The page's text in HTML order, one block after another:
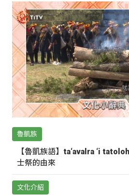
魯凱族
【魯凱族語】ta‘avalra ‘i
士祭的由來
文化介紹